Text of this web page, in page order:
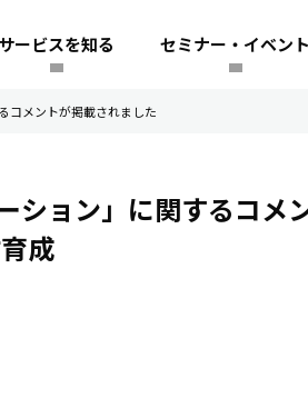
サービスを知る セミナー・イベント
コメントが掲載されました
ション」に関するコメ
成